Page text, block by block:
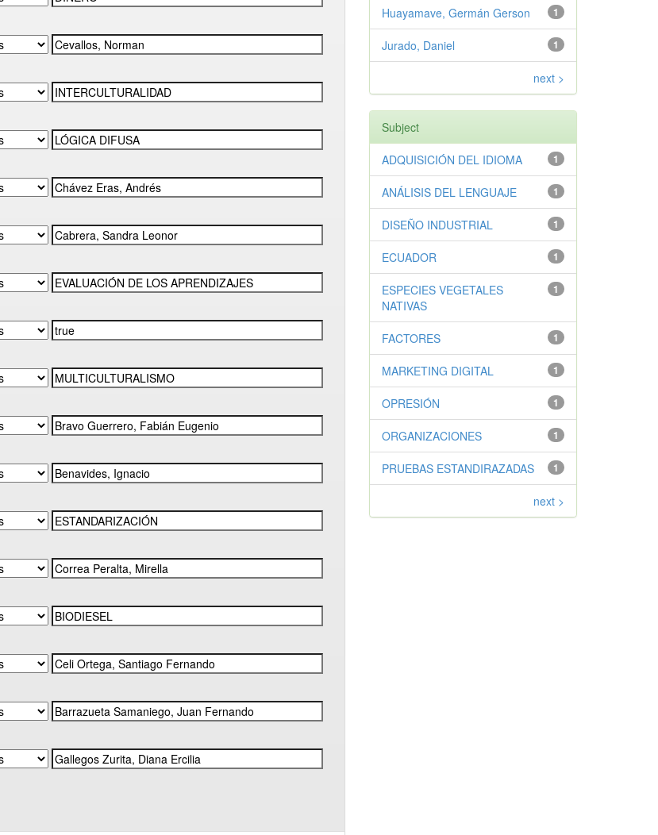
1
Huayamave, Germán Gerson
1
Jurado, Daniel
next >
Subject
1
ADQUISICIÓN DEL IDIOMA
1
ANÁLISIS DEL LENGUAJE
1
DISEÑO INDUSTRIAL
1
ECUADOR
1
ESPECIES VEGETALES
NATIVAS
1
FACTORES
1
MARKETING DIGITAL
1
OPRESIÓN
1
ORGANIZACIONES
1
PRUEBAS ESTANDIRAZADAS
next >